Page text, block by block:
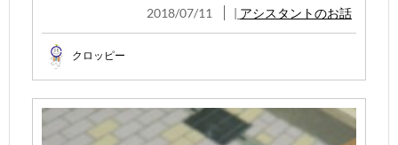
2018/07/11 | アシスタントのお話
クロッピー